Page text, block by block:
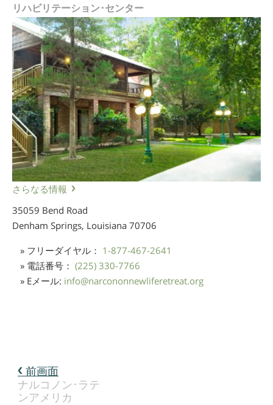
リハビリテーション･センター
さらなる情報
35059 Bend Road
Denham Springs, Louisiana 70706
» フリーダイヤル： 1-877-467-2641
» 電話番号： (225) 330-7766
» Eメール: info@narcononnewliferetreat.org
前画面
ナルコノン･ラテ
ンアメリカ